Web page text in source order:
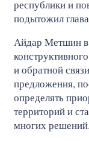
республики и
подытожил
Айдар Метшин в
и обратной
предложения,
определять
территорий и
многих решений.